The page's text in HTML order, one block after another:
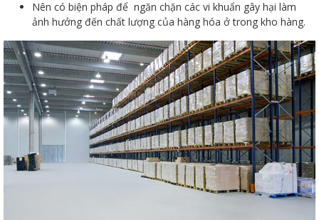
Nên có biện pháp để ngăn chặn các vi khuẩn gây hại làm
ảnh hưởng đến chất lượng của hàng hóa ở trong kho hàng.